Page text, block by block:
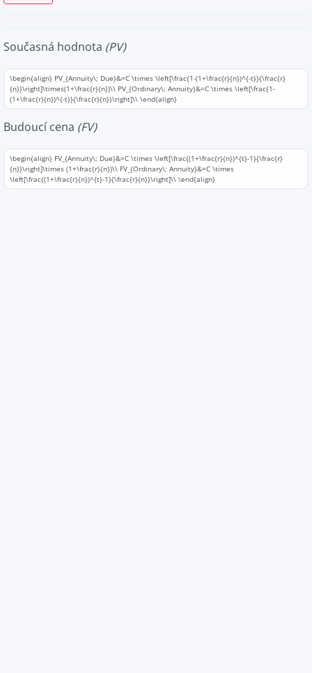
Současná hodnota (PV)
\begin{align} PV_{Annuity\; Due}&=C \times \left[\frac{1-(1+\frac{r}{n})^{-t}}{\frac{r}
{n}}\right]\times(1+\frac{r}{n})\\ PV_{Ordinary\; Annuity}&=C \times \left[\frac{1-
(1+\frac{r}{n})^{-t}}{\frac{r}{n}}\right]\\ \end{align}
Budoucí cena (FV)
\begin{align} FV_{Annuity\; Due}&=C \times \left[\frac{(1+\frac{r}{n})^{t}-1}{\frac{r}
{n}}\right]\times (1+\frac{r}{n})\\ FV_{Ordinary\; Annuity}&=C \times
\left[\frac{(1+\frac{r}{n})^{t}-1}{\frac{r}{n}}\right]\\ \end{align}